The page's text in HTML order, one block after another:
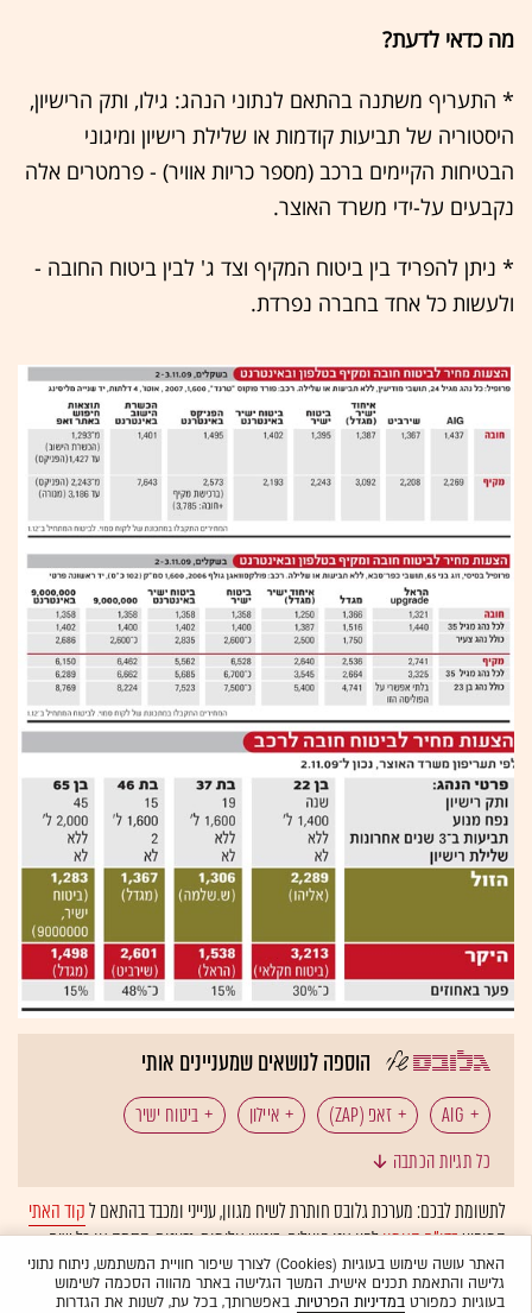
מה כדאי לדעת?
* התעריף משתנה בהתאם לנתוני הנהג: גילו, ותק הרישיון,
היסטוריה של תביעות קודמות או שלילת רישיון ומיגוני
הבטיחות הקיימים ברכב (מספר כריות אוויר) - פרמטרים אלה
נקבעים על-ידי משרד האוצר.
* ניתן להפריד בין ביטוח המקיף וצד ג' לבין ביטוח החובה -
ולעשות כל אחד בחברה נפרדת.
הוספה לנושאים שמעניינים אותי
AIG זאפ (ZAP) איילון ביטוח ישיר
הראל ביטוח השוואת מחירים השתתפות עצמית
חברות ביטוח ישיר אי.די.אי כלל ביטוח
כל תגיות הכתבה
לתשומת לבכם: מערכת גלובס חותרת לשיח מגוון, ענייני ומכבד בהתאם לקוד האתי
המופיעבדו"ח האמוןלפיו אנו פועלים. ביטויי אלימות, גזענות, הסתה או כל שיח
בלתי הולם אחר מסוננים בצורהאוטומטיתולא יפורסמו באתר.
האתר עושה שימוש בעוגיות (Cookies) לצורך שיפור חוויית המשתמש, ניתוח נתוני
גלישה והתאמת תכנים אישית. המשך הגלישה באתר מהווה הסכמה לשימוש
בעוגיות כמפורטבמדיניות הפרטיות. באפשרותך, בכל עת, לשנות את הגדרות